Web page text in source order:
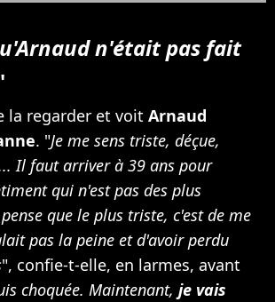
n'était pas fait
la regarder et voit Arnaud
. "Je me sens triste, déçue,
Il faut arriver à 39 ans pour
qui n'est pas des plus
que le plus triste, c'est de me
pas la peine et d'avoir perdu
", confie-t-elle, en larmes, avant
choquée. Maintenant, je vais